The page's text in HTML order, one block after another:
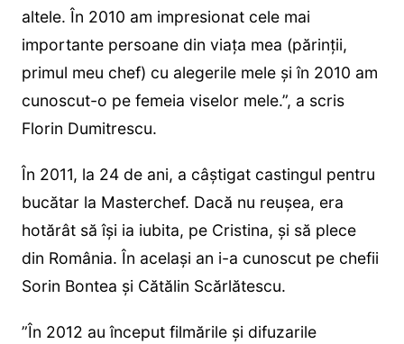
altele. În 2010 am impresionat cele mai
importante persoane din viaţa mea (părinţii,
primul meu chef) cu alegerile mele şi în 2010 am
cunoscut-o pe femeia viselor mele.”, a scris
Florin Dumitrescu.
În 2011, la 24 de ani, a câştigat castingul pentru
bucătar la Masterchef. Dacă nu reuşea, era
hotărât să îşi ia iubita, pe Cristina, şi să plece
din România. În acelaşi an i-a cunoscut pe chefii
Sorin Bontea şi Cătălin Scărlătescu.
”În 2012 au început filmările şi difuzarile